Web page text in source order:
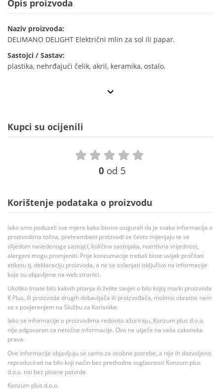
Opis proizvoda
Naziv proizvoda:
DELIMANO DELIGHT Električni mlin za sol ili papar.
Sastojci / Sastav:
plastika, nehrđajući čelik, akril, keramika, ostalo.
Kupci su ocijenili
0 od 5
Korištenje podataka o proizvodu
Iako smo poduzeli sve mjere kako bismo osigurali da je svaka informacija o
proizvodima točna, prehrambeni proizvodi se često mijenjaju te se
slijedom navedenoga sastojci, količina sastojaka, nutritivna vrijednost,
alergeni mogu promjeniti. Prije konzumacije trebali biste uvijek pročitati
etiketu tj. deklaraciju proizvoda, a ne se oslanjati isključivo na informacije
koje su objavljene na web stranici.
Ukoliko imate bilo kakvih pitanja ili želite savjet o bilo kojoj marki proizvoda
K Plus, ili proizvoda drugih dobavljača ili proizvođača, molimo obratite nam
se s povjerenjem na Službu za Korisnike.
Iako se informacije o proizvodima redovito ažuriraju, Konzum plus d.o.o.
nije odgovoran za netočne informacije. Ovo ne utječe na vaša zakonska
prava.
Ove informacije objavljuju se samo za osobne potrebe, a nije ih dozvoljeno
reproducirati na bilo koji način bez prethodne suglasnosti Konzum plus
d.o.o. niti bez pisane potvrde.
Konzum plus d.o.o.